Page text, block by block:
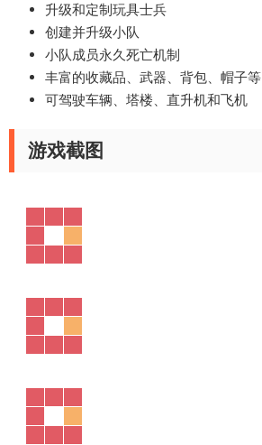
升级和定制玩具士兵
创建并升级小队
小队成员永久死亡机制
丰富的收藏品、武器、背包、帽子等
可驾驶车辆、塔楼、直升机和飞机
游戏截图